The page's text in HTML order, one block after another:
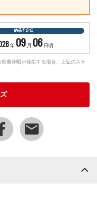
納品予定日
年 09 月 06 日頃
期休暇が発生する場合、上記のスケ